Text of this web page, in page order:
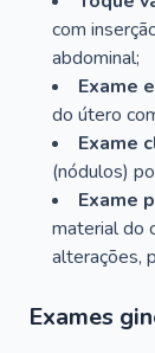
com
abdominal;
Exame
do útero
Exame
(nódulos)
Exame
material do
alterações,
Exames